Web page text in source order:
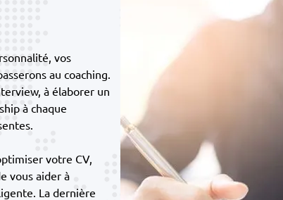
vos
au coaching.
à élaborer un
à chaque
votre CV,
vous aider à
La dernière